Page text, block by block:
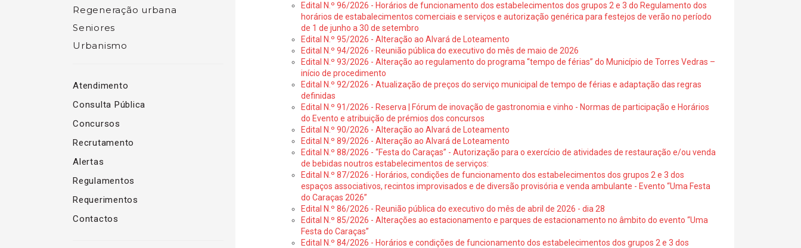
Regeneração urbana
Seniores
Urbanismo
Atendimento
Consulta Pública
Concursos
Recrutamento
Alertas
Regulamentos
Requerimentos
Contactos
Edital N.º 96/2026 - Horários de funcionamento dos estabelecimentos dos grupos 2 e 3 do Regulamento dos
horários de estabalecimentos comerciais e serviços e autorização genérica para festejos de verão no período
de 1 de junho a 30 de setembro
Edital N.º 95/2026 - Alteração ao Alvará de Loteamento
Edital N.º 94/2026 - Reunião pública do executivo do mês de maio de 2026
Edital N.º 93/2026 - Alteração ao regulamento do programa “tempo de férias” do Município de Torres Vedras –
início de procedimento
Edital N.º 92/2026 - Atualização de preços do serviço municipal de tempo de férias e adaptação das regras
definidas
Edital N.º 91/2026 - Reserva | Fórum de inovação de gastronomia e vinho - Normas de participação e Horários
do Evento e atribuição de prémios dos concursos
Edital N.º 90/2026 - Alteração ao Alvará de Loteamento
Edital N.º 89/2026 - Alteração ao Alvará de Loteamento
Edital N.º 88/2026 - “Festa do Caraças” - Autorização para o exercício de atividades de restauração e/ou venda
de bebidas noutros estabelecimentos de serviços:
Edital N.º 87/2026 - Horários, condições de funcionamento dos estabelecimentos dos grupos 2 e 3 dos
espaços associativos, recintos improvisados e de diversão provisória e venda ambulante - Evento “Uma Festa
do Caraças 2026”
Edital N.º 86/2026 - Reunião pública do executivo do mês de abril de 2026 - dia 28
Edital N.º 85/2026 - Alterações ao estacionamento e parques de estacionamento no âmbito do evento “Uma
Festa do Caraças”
Edital N.º 84/2026 - Horários e condições de funcionamento dos estabelecimentos dos grupos 2 e 3 dos